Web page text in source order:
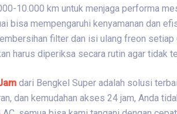
10.000 km untuk menjaga performa
bisa mempengaruhi kenyamanan dan
filter dan isi ulang freon setiap
harus diperiksa secara rutin agar tidak
dari Bengkel Super adalah solusi
dan kemudahan akses 24 jam, Anda